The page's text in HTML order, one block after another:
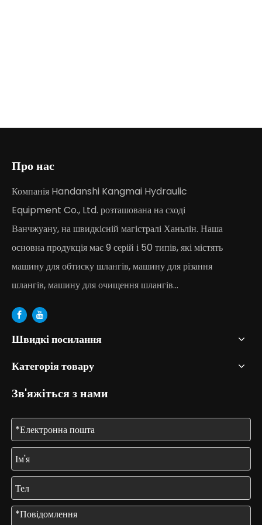
Про нас
Компанія Handanshi Kangmai Hydraulic
Equipment Co., Ltd. розташована на сході
Ванчжуану, на швидкісній магістралі Ханьлін. Наша
основна продукція має 9 серій і 50 типів, які містять
машину для обтиску шлангів, машину для різання
шлангів, машину для очищення шлангів...
Швидкі посилання
Категорія товару
Зв'яжіться з нами